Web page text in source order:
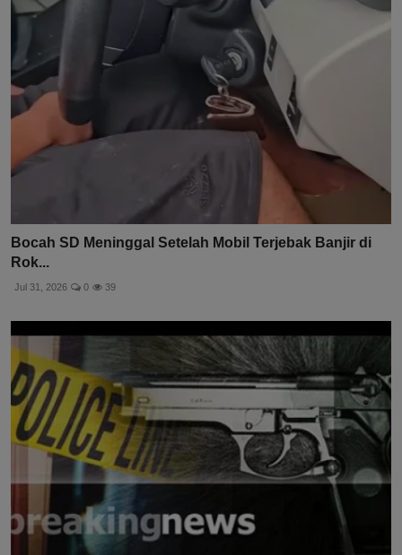
Bocah SD Meninggal Setelah Mobil Terjebak Banjir di
Rok...
Jul 31, 2026 0 39